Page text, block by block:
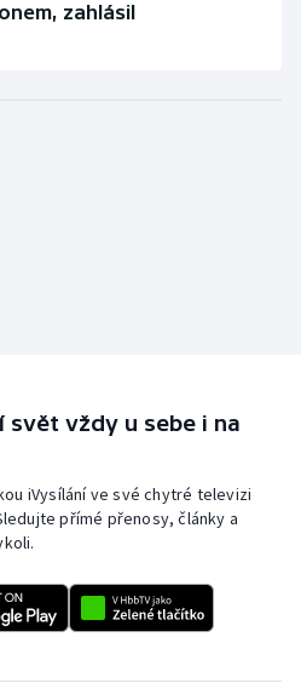
zahlásil
vždy u sebe i na
iVysílání ve své chytré televizi
přímé přenosy, články a